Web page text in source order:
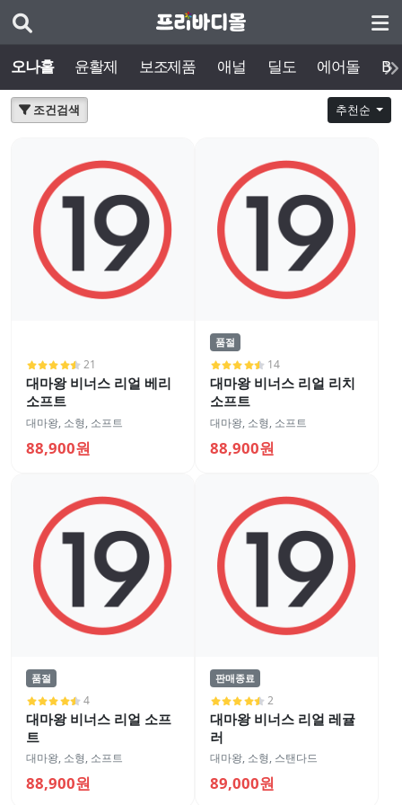
오나홀 윤활제 보조제품 애널 딜도 에어돌
조건검색 추천순
21
대마왕 비너스 리얼 베리
소프트
대마왕, 소형, 소프트
88,900원
품절
14
대마왕 비너스 리얼 리치
소프트
대마왕, 소형, 소프트
88,900원
품절
4
대마왕 비너스 리얼 소프
트
대마왕, 소형, 소프트
88,900원
판매종료
2
대마왕 비너스 리얼 레귤
러
대마왕, 소형, 스탠다드
89,000원